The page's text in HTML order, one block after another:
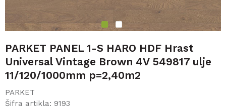
1 2
PARKET PANEL 1-S HARO HDF Hrast
Universal Vintage Brown 4V 549817 ulje
11/120/1000mm p=2,40m2
PARKET
Šifra artikla: 9193